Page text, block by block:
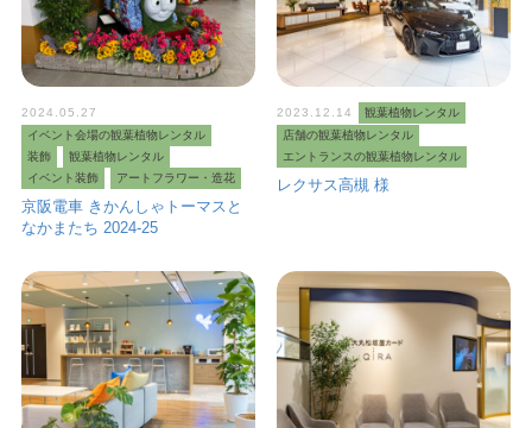
京阪電車 きかんしゃトーマスと
なかまたち 2024-25
2024.05.27
イベント会場の観葉植物レンタル
装飾
観葉植物レンタル
イベント装飾
アートフラワー・造花 レクサス高槻 様
2023.12.14
観葉植物レンタル
店舗の観葉植物レンタル
エントランスの観葉植物レンタル